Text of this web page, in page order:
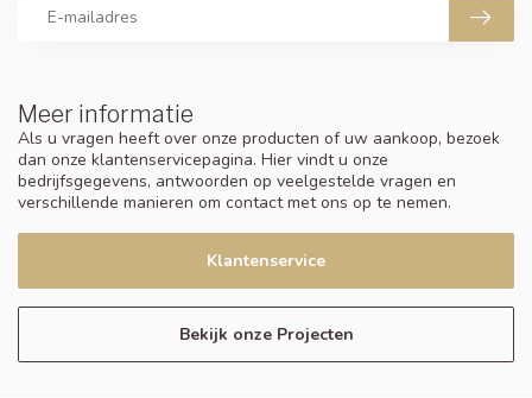
Meer informatie
Als u vragen heeft over onze producten of uw aankoop, bezoek
dan onze klantenservicepagina. Hier vindt u onze
bedrijfsgegevens, antwoorden op veelgestelde vragen en
verschillende manieren om contact met ons op te nemen.
Klantenservice
Bekijk onze Projecten